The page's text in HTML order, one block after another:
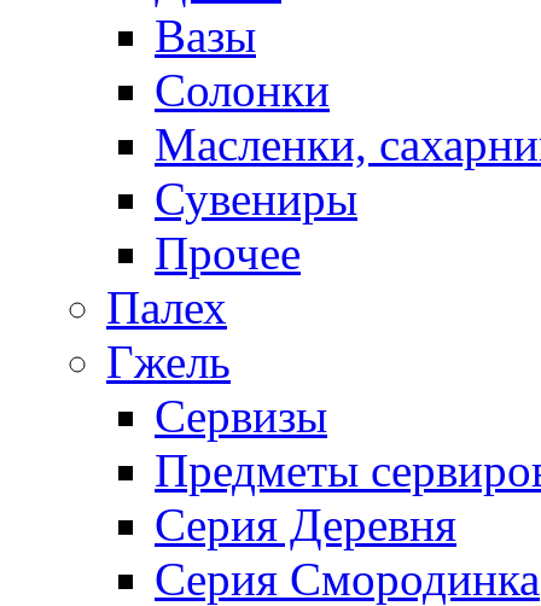
Вазы
Солонки
Масленки,
Сувениры
Прочее
Палех
Гжель
Сервизы
Предметы
Серия Деревня
Серия Смородинка